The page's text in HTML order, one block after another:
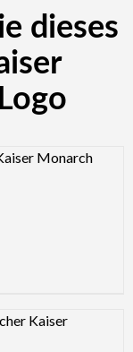
dieses
Image
Image